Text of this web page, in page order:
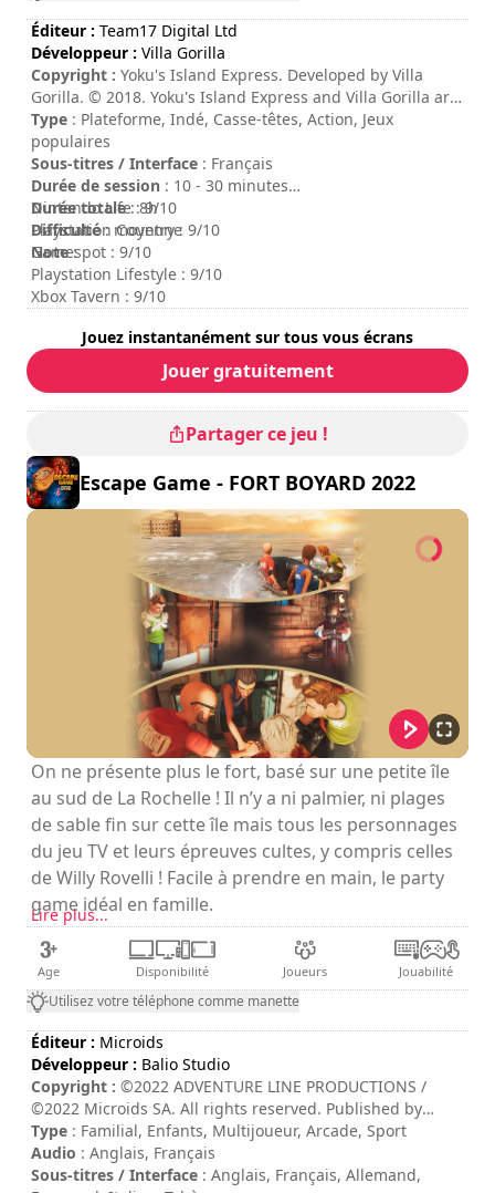
Éditeur : Team17 Digital Ltd
Développeur : Villa Gorilla
Copyright : Yoku's Island Express. Developed by Villa
Gorilla. © 2018. Yoku's Island Express and Villa Gorilla are
trademarks or registered trademarks of Villa Gorilla.
Published by Team17. © 2018. Team17 is a registered
trademark of Team17 Digital Limited. All other
trademarks, copyrights and logos are property of their
respective owners.
Type : Plateforme, Indé, Casse-têtes, Action, Jeux
populaires
Sous-titres / Interface : Français
Durée de session : 10 - 30 minutes
Durée totale: 8h
Difficulté: moyenne
Note:
Nintendo Life : 9/10
Playstation Country : 9/10
Gamespot : 9/10
Playstation Lifestyle : 9/10
Xbox Tavern : 9/10
Jouez instantanément sur tous vous écrans
Jouer gratuitement
Partager ce jeu !
Escape Game - FORT BOYARD 2022
On ne présente plus le fort, basé sur une petite île
au sud de La Rochelle ! Il n’y a ni palmier, ni plages
de sable fin sur cette île mais tous les personnages
du jeu TV et leurs épreuves cultes, y compris celles
de Willy Rovelli ! Facile à prendre en main, le party
game idéal en famille.
Lire plus...
Age Disponibilité Joueurs Jouabilité
Utilisez votre téléphone comme manette
Éditeur : Microids
Développeur : Balio Studio
Copyright : ©2022 ADVENTURE LINE PRODUCTIONS /
©2022 Microids SA. All rights reserved. Published by
Microids SA. All rights reserved. Developed by Balio
Studio.
Type : Familial, Enfants, Multijoueur, Arcade, Sport
Audio : Anglais, Français
Sous-titres / Interface : Anglais, Français, Allemand,